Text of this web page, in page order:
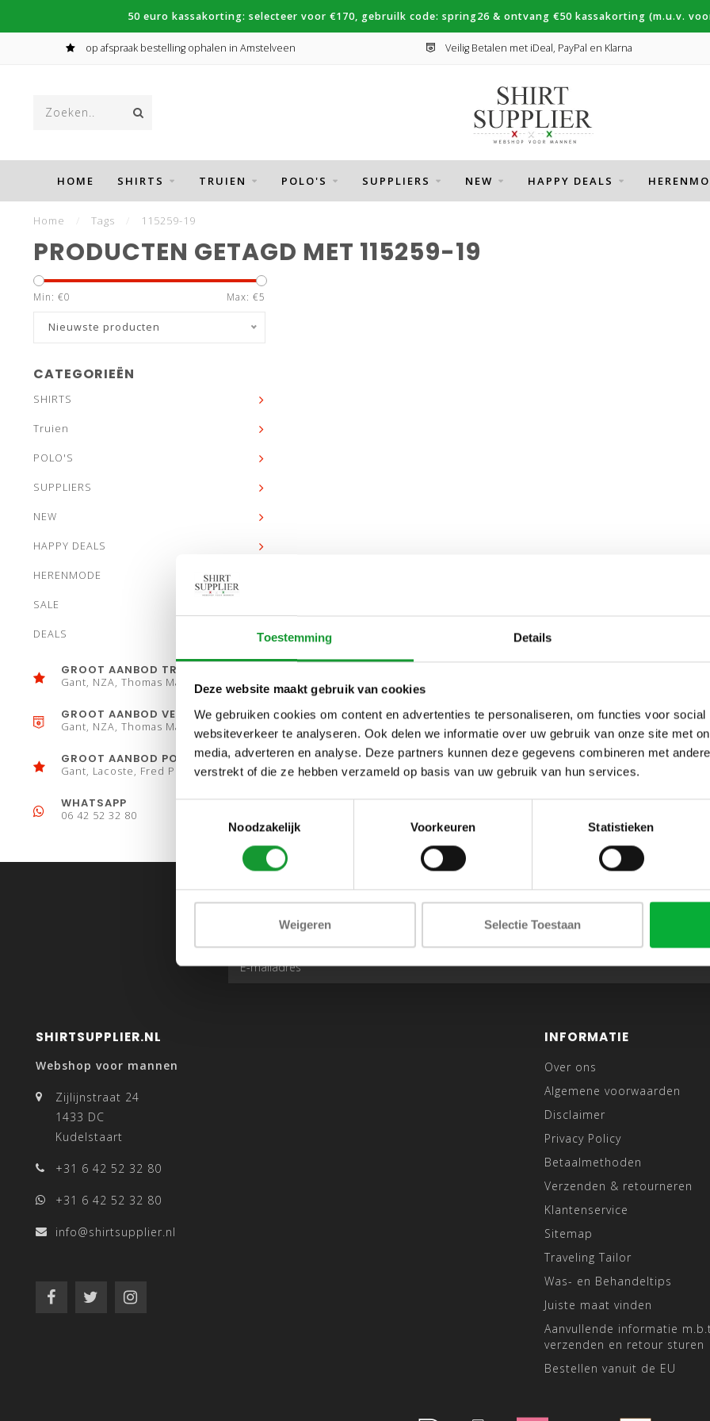
Toestemming Details
Deze website maakt gebruik van cookies
We gebruiken cookies om content en advertenties te personaliseren, om functies voor
websiteverkeer te analyseren. Ook delen we informatie over uw gebruik van onze site met
media, adverteren en analyse. Deze partners kunnen deze gegevens combineren met
verstrekt of die ze hebben verzameld op basis van uw gebruik van hun services.
Noodzakelijk
Voorkeuren Statistieken
Weigeren Selectie Toestaan
50 euro kassakorting: selecteer voor €170, gebruilk code: spring26 & ontvang €50 kassakorting (m.u.v.
op afspraak bestelling ophalen in Amstelveen Veilig Betalen met iDeal, PayPal en Klarna
HOME SHIRTS TRUIEN POLO'S SUPPLIERS NEW HAPPY DEALS
Home Tags 115259-19
PRODUCTEN GETAGD MET 115259-19
Min: €0 Max: €5
Nieuwste producten
CATEGORIEËN
SHIRTS
Truien
POLO'S
SUPPLIERS
NEW
HAPPY DEALS
HERENMODE
SALE
DEALS
GROOT AANBOD TRUIEN
Gant, NZA, Thomas Maine
GROOT AANBOD VESTEN
Gant, NZA, Thomas Maine
GROOT AANBOD POLO´S
Gant, Lacoste, Fred Perry
WHATSAPP
06 42 52 32 80
SHIRTSUPPLIER.NL
Webshop voor mannen
Zijlijnstraat 24
1433 DC
Kudelstaart
+31 6 42 52 32 80
+31 6 42 52 32 80
info@shirtsupplier.nl
INFORMATIE
Over ons
Algemene voorwaarden
Disclaimer
Privacy Policy
Betaalmethoden
Verzenden & retourneren
Klantenservice
Sitemap
Traveling Tailor
Was- en Behandeltips
Juiste maat vinden
Aanvullende informatie
verzenden en retour sturen
Bestellen vanuit de EU